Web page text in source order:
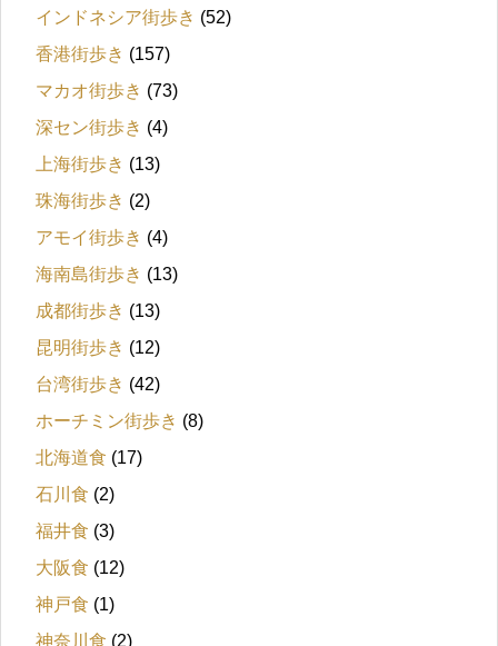
インドネシア街歩き (52)
香港街歩き (157)
マカオ街歩き (73)
深セン街歩き (4)
上海街歩き (13)
珠海街歩き (2)
アモイ街歩き (4)
海南島街歩き (13)
成都街歩き (13)
昆明街歩き (12)
台湾街歩き (42)
ホーチミン街歩き (8)
北海道食 (17)
石川食 (2)
福井食 (3)
大阪食 (12)
神戸食 (1)
神奈川食 (2)